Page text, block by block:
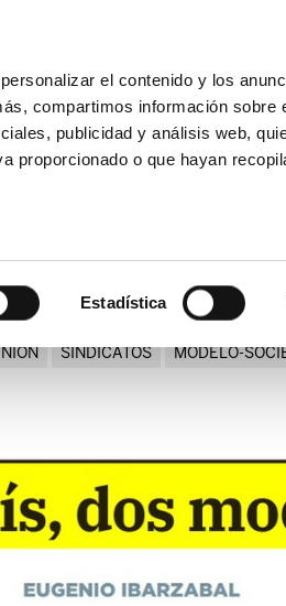
el contenido y los
compartimos información sobre
publicidad y análisis web,
proporcionado o que hayan
Estadística
SINDICATOS MODELO-